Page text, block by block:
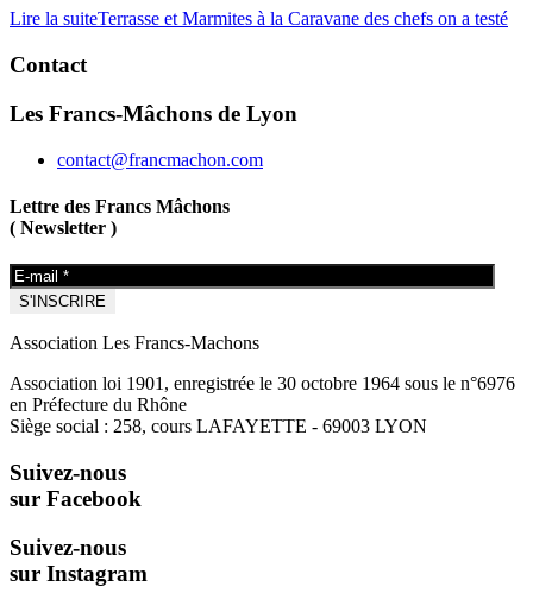
Lire la suiteTerrasse et Marmites à la Caravane des chefs on a testé
Contact
Les Francs-Mâchons de Lyon
contact@francmachon.com
Lettre des Francs Mâchons
( Newsletter )
Association Les Francs-Machons
Association loi 1901, enregistrée le 30 octobre 1964 sous le n°6976
en Préfecture du Rhône
Siège social : 258, cours LAFAYETTE - 69003 LYON
Suivez-nous
sur Facebook
Suivez-nous
sur Instagram